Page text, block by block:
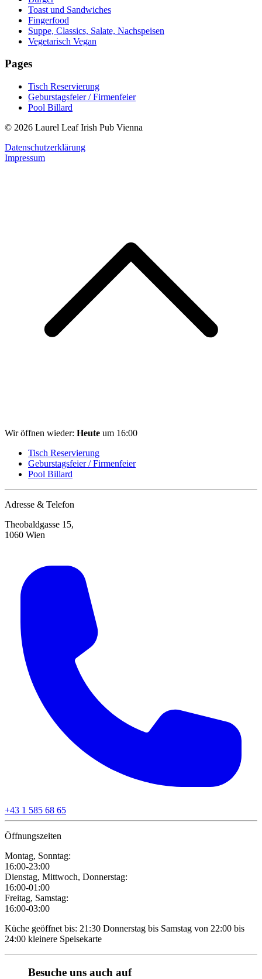
Toast und Sandwiches
Fingerfood
Suppe, Classics, Salate, Nachspeisen
Vegetarisch Vegan
Pages
Tisch Reservierung
Geburstagsfeier / Firmenfeier
Pool Billard
© 2026 Laurel Leaf Irish Pub Vienna
Datenschutzerklärung
Impressum
Wir öffnen wieder: Heute um 16:00
Tisch Reservierung
Geburstagsfeier / Firmenfeier
Pool Billard
Adresse & Telefon
Theobaldgasse 15,
1060 Wien
+43 1 585 68 65
Öffnungszeiten
Montag, Sonntag:
16:00-23:00
Dienstag, Mittwoch, Donnerstag:
16:00-01:00
Freitag, Samstag:
16:00-03:00
Küche geöffnet bis: 21:30 Donnerstag bis Samstag von 22:00 bis
24:00 kleinere Speisekarte
Besuche uns auch auf